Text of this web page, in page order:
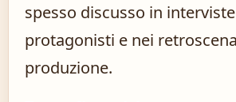
spesso discusso in
protagonisti e nei
produzione.